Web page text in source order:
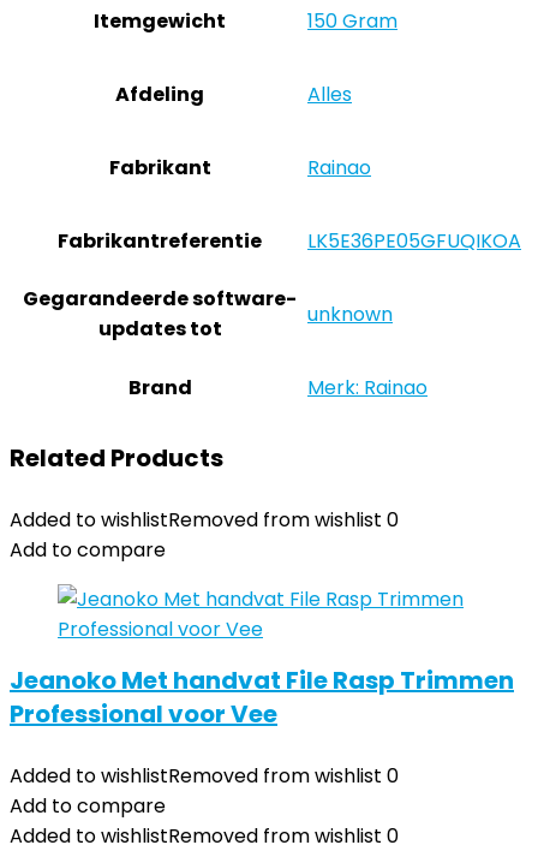
Itemgewicht ‎150 Gram
Afdeling ‎Alles
Fabrikant ‎Rainao
Fabrikantreferentie ‎LK5E36PE05GFUQIKOA
Gegarandeerde software-
updates tot
‎unknown
Brand Merk: Rainao
Related Products
Added to wishlistRemoved from wishlist 0
Add to compare
Jeanoko Met handvat File Rasp Trimmen
Professional voor Vee
Added to wishlistRemoved from wishlist 0
Add to compare
Added to wishlistRemoved from wishlist 0